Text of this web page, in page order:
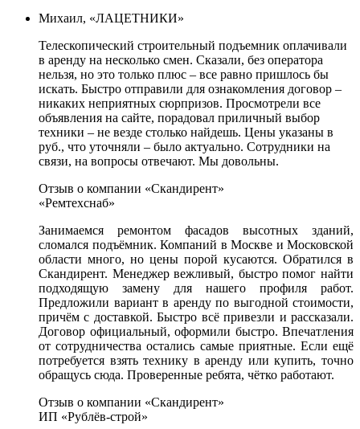
Михаил, «ЛАЦЕТНИКИ»
Телескопический строительный подъемник оплачивали
в аренду на несколько смен. Сказали, без оператора
нельзя, но это только плюс – все равно пришлось бы
искать. Быстро отправили для ознакомления договор –
никаких неприятных сюрпризов. Просмотрели все
объявления на сайте, порадовал приличный выбор
техники – не везде столько найдешь. Цены указаны в
руб., что уточняли – было актуально. Сотрудники на
связи, на вопросы отвечают. Мы довольны.
Отзыв о компании «Скандирент»
«Ремтехснаб»
Занимаемся ремонтом фасадов высотных зданий,
сломался подъёмник. Компаний в Москве и Московской
области много, но цены порой кусаются. Обратился в
Скандирент. Менеджер вежливый, быстро помог найти
подходящую замену для нашего профиля работ.
Предложили вариант в аренду по выгодной стоимости,
причём с доставкой. Быстро всё привезли и рассказали.
Договор официальный, оформили быстро. Впечатления
от сотрудничества остались самые приятные. Если ещё
потребуется взять технику в аренду или купить, точно
обращусь сюда. Проверенные ребята, чётко работают.
Отзыв о компании «Скандирент»
ИП «Рублёв-строй»